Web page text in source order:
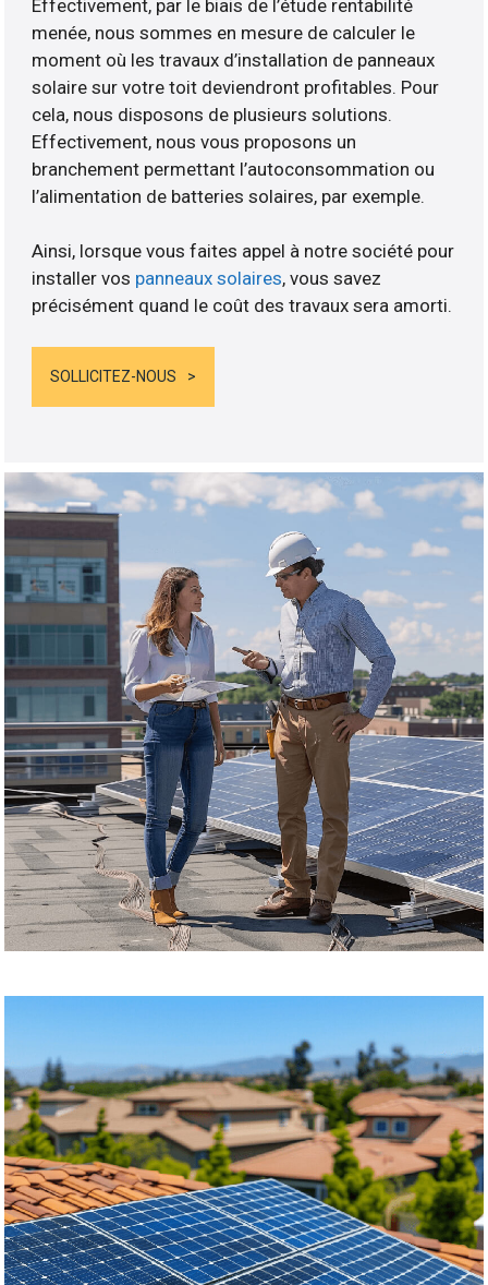
Effectivement, par le biais de l’étude rentabilité
menée, nous sommes en mesure de calculer le
moment où les travaux d’installation de panneaux
solaire sur votre toit deviendront profitables. Pour
cela, nous disposons de plusieurs solutions.
Effectivement, nous vous proposons un
branchement permettant l’autoconsommation ou
l’alimentation de batteries solaires, par exemple.
Ainsi, lorsque vous faites appel à notre société pour
installer vos panneaux solaires, vous savez
précisément quand le coût des travaux sera amorti.
SOLLICITEZ-NOUS